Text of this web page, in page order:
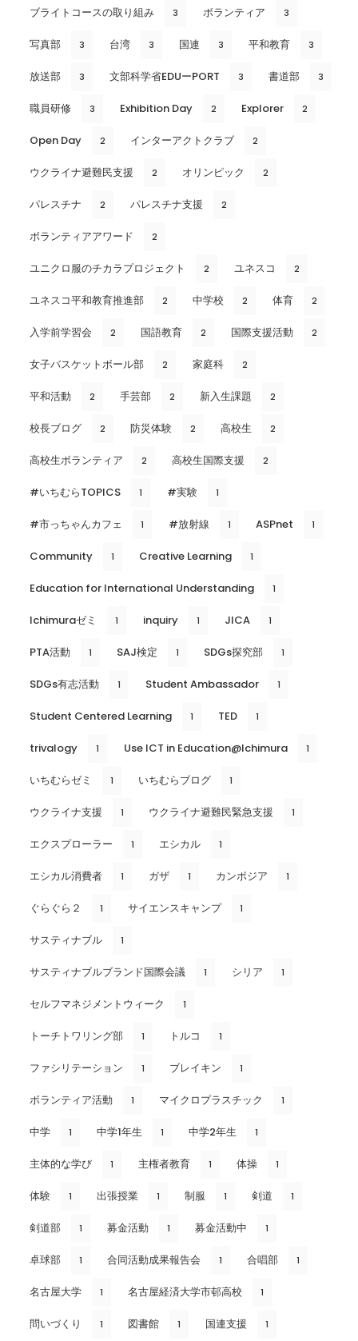
ブライトコースの取り組み 3 ボランティア 3
写真部 3 台湾 3 国連 3 平和教育 3
放送部 3 文部科学省EDUーPORT 3 書道部 3
職員研修 3 Exhibition Day 2 Explorer 2
Open Day 2 インターアクトクラブ 2
ウクライナ避難民支援 2 オリンピック 2
パレスチナ 2 パレスチナ支援 2
ボランティアアワード 2
ユニクロ服のチカラプロジェクト 2 ユネスコ 2
ユネスコ平和教育推進部 2 中学校 2 体育 2
入学前学習会 2 国語教育 2 国際支援活動 2
女子バスケットボール部 2 家庭科 2
平和活動 2 手芸部 2 新入生課題 2
校長ブログ 2 防災体験 2 高校生 2
高校生ボランティア 2 高校生国際支援 2
#いちむらTOPICS 1 #実験 1
#市っちゃんカフェ 1 #放射線 1 ASPnet 1
Community 1 Creative Learning 1
Education for International Understanding 1
Ichimuraゼミ 1 inquiry 1 JICA 1
PTA活動 1 SAJ検定 1 SDGs探究部 1
SDGs有志活動 1 Student Ambassador 1
Student Centered Learning 1 TED 1
trivalogy 1 Use ICT in Education@Ichimura 1
いちむらゼミ 1 いちむらブログ 1
ウクライナ支援 1 ウクライナ避難民緊急支援 1
エクスプローラー 1 エシカル 1
エシカル消費者 1 ガザ 1 カンボジア 1
ぐらぐら２ 1 サイエンスキャンプ 1
サスティナブル 1
サスティナブルブランド国際会議 1 シリア 1
セルフマネジメントウィーク 1
トーチトワリング部 1 トルコ 1
ファシリテーション 1 ブレイキン 1
ボランティア活動 1 マイクロプラスチック 1
中学 1 中学1年生 1 中学2年生 1
主体的な学び 1 主権者教育 1 体操 1
体験 1 出張授業 1 制服 1 剣道 1
剣道部 1 募金活動 1 募金活動中 1
卓球部 1 合同活動成果報告会 1 合唱部 1
名古屋大学 1 名古屋経済大学市邨高校 1
問いづくり 1 図書館 1 国連支援 1